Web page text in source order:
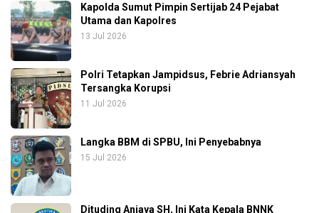
Kapolda Sumut Pimpin Sertijab 24 Pejabat
Utama dan Kapolres
13 Jul 2026
Polri Tetapkan Jampidsus, Febrie Adriansyah
Tersangka Korupsi
11 Jul 2026
Langka BBM di SPBU, Ini Penyebabnya
15 Jul 2026
Dituding Aniaya SH, Ini Kata Kepala BNNK